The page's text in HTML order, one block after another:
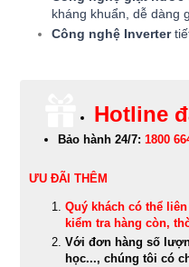
kháng khuẩn, dễ dàng
Công nghệ Inverter
Hotline
Bảo hành 24/7: 1800
ƯU ĐÃI THÊM
Quý khách có thể
kiểm tra hàng còn,
Với đơn hàng số
học..., chúng tôi có